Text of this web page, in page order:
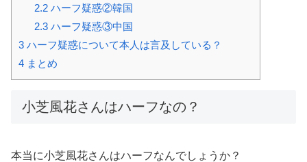
2.2ハーフ疑惑②韓国
2.3ハーフ疑惑③中国
3 ハーフ疑惑について本人は言及している？
4 まとめ
小芝風花さんはハーフなの？
本当に小芝風花さんはハーフなんでしょうか？